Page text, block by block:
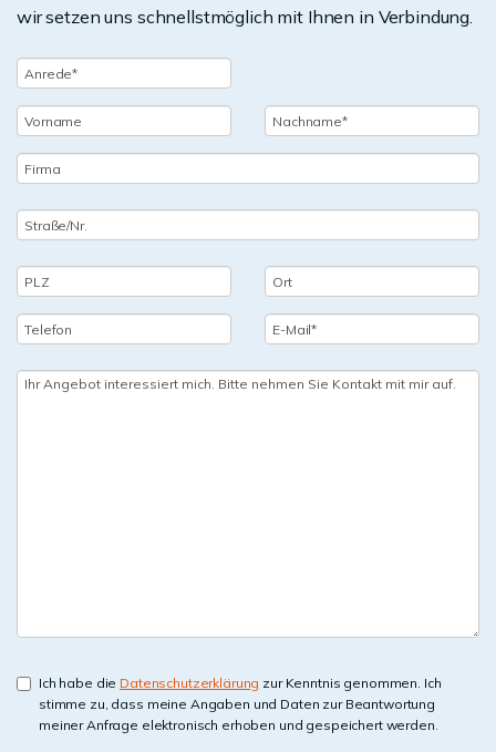
wir setzen uns schnellstmöglich mit Ihnen in Verbindung.
Ich habe die Datenschutzerklärung zur Kenntnis genommen. Ich
stimme zu, dass meine Angaben und Daten zur Beantwortung
meiner Anfrage elektronisch erhoben und gespeichert werden.